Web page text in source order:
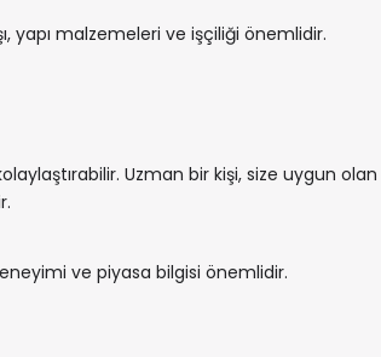
yapı malzemeleri ve işçiliği önemlidir.
Uzman bir kişi, size uygun olan
ve piyasa bilgisi önemlidir.